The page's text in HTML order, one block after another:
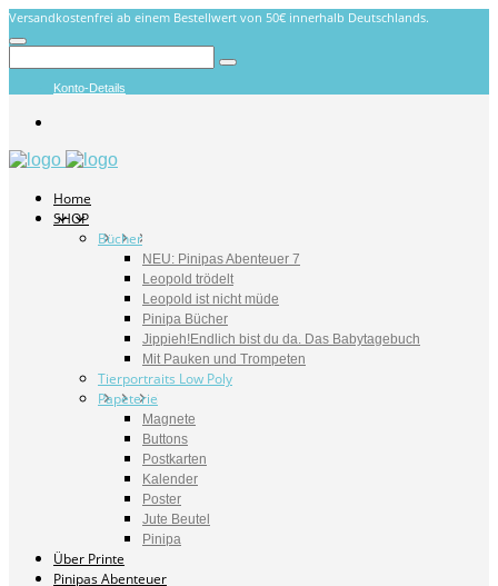
Versandkostenfrei ab einem Bestellwert von 50€ innerhalb Deutschlands.
Konto-Details
Home
SHOP
Bücher
NEU: Pinipas Abenteuer 7
Leopold trödelt
Leopold ist nicht müde
Pinipa Bücher
Jippieh!Endlich bist du da. Das Babytagebuch
Mit Pauken und Trompeten
Tierportraits Low Poly
Papeterie
Magnete
Buttons
Postkarten
Kalender
Poster
Jute Beutel
Pinipa
Über Printe
Pinipas Abenteuer